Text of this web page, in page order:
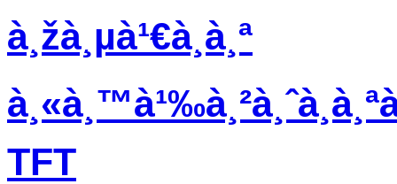
à¸žà¸µà¹€à¸­à¸ª
TFT